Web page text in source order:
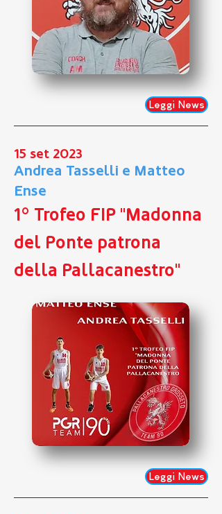
Leggi News
15 set 2023
Andrea Tasselli e Matteo
Ense
1° Trofeo FIP "Madonna
del Ponte patrona
della Pallacanestro"
Leggi News